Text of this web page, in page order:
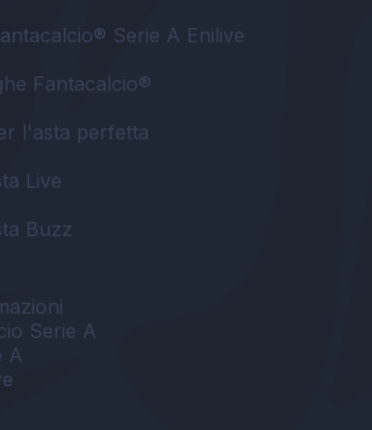
Serie A Enilive
Fantacalcio®
l'asta perfetta
Live
Buzz
Serie A
A